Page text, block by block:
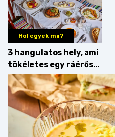
Hol egyek ma?
3 hangulatos hely, ami
tökéletes egy ráérős
hétvégi ebédhez